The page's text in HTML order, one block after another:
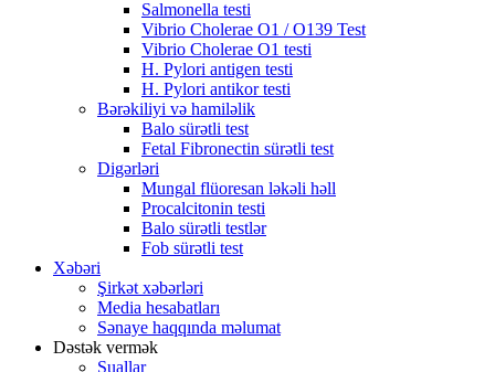
Salmonella testi
Vibrio Cholerae O1 / O139 Test
Vibrio Cholerae O1 testi
H. Pylori antigen testi
H. Pylori antikor testi
Bərəkiliyi və hamiləlik
Balo sürətli test
Fetal Fibronectin sürətli test
Digərləri
Mungal flüoresan ləkəli həll
Procalcitonin testi
Balo sürətli testlər
Fob sürətli test
Xəbəri
Şirkət xəbərləri
Media hesabatları
Sənaye haqqında məlumat
Dəstək vermək
Suallar